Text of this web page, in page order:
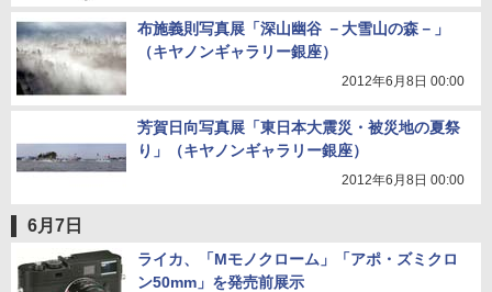
布施義則写真展「深山幽谷 －大雪山の森－」
（キヤノンギャラリー銀座）
2012年6月8日 00:00
芳賀日向写真展「東日本大震災・被災地の夏祭
り」（キヤノンギャラリー銀座）
2012年6月8日 00:00
6月7日
ライカ、「Mモノクローム」「アポ・ズミクロ
ン50mm」を発売前展示